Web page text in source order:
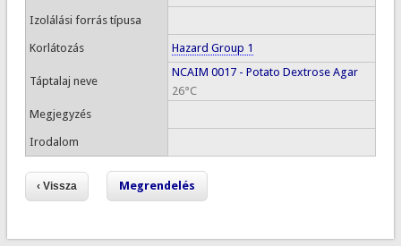
Izolálási forrás típusa
Korlátozás Hazard Group 1
Táptalaj neve
NCAIM 0017 - Potato Dextrose Agar
26°C
Megjegyzés
Irodalom
Megrendelés